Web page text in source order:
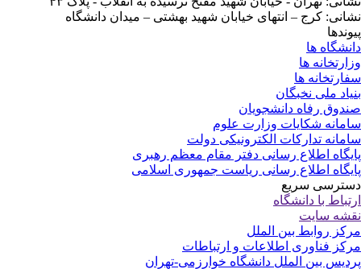
کرج – انتهای خیابان شهید بهشتی – میدان دانشگاه
ها
ها
ها
ملی نخبگان
رفاه دانشجویان
شکایات وزارت علوم
تدارکات الکترونیکی دولت
اطلاع رسانی دفتر مقام معظم رهبری
اطلاع رسانی ریاست جمهوری اسلامی
سریع
با دانشگاه
سایت
روابط بین الملل
فناوری اطلاعات و ارتباطات
بین الملل دانشگاه خوارزمی-تهران